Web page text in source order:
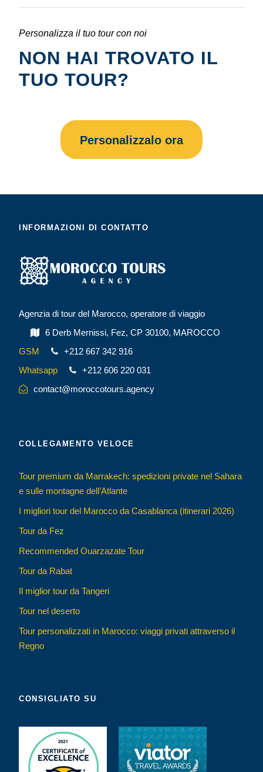
Personalizza il tuo tour con noi
NON HAI TROVATO IL
TUO TOUR?
Personalizzalo ora
INFORMAZIONI DI CONTATTO
Agenzia di tour del Marocco, operatore di viaggio
6 Derb Mernissi, Fez, CP 30100, MAROCCO
GSM
+212 667 342 916
Whatsapp
+212 606 220 031
contact@moroccotours.agency
COLLEGAMENTO VELOCE
Tour premium da Marrakech: spedizioni private nel Sahara
e sulle montagne dell’Atlante
I migliori tour del Marocco da Casablanca (itinerari 2026)
Tour da Fez
Recommended Ouarzazate Tour
Tour da Rabat
Il miglior tour da Tangeri
Tour nel deserto
Tour personalizzati in Marocco: viaggi privati attraverso il
Regno
CONSIGLIATO SU